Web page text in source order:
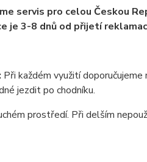
servis pro celou Českou
je 3-8 dnů od přijetí
Při každém využití doporučujeme
jezdit po chodníku.
prostředí. Při delším